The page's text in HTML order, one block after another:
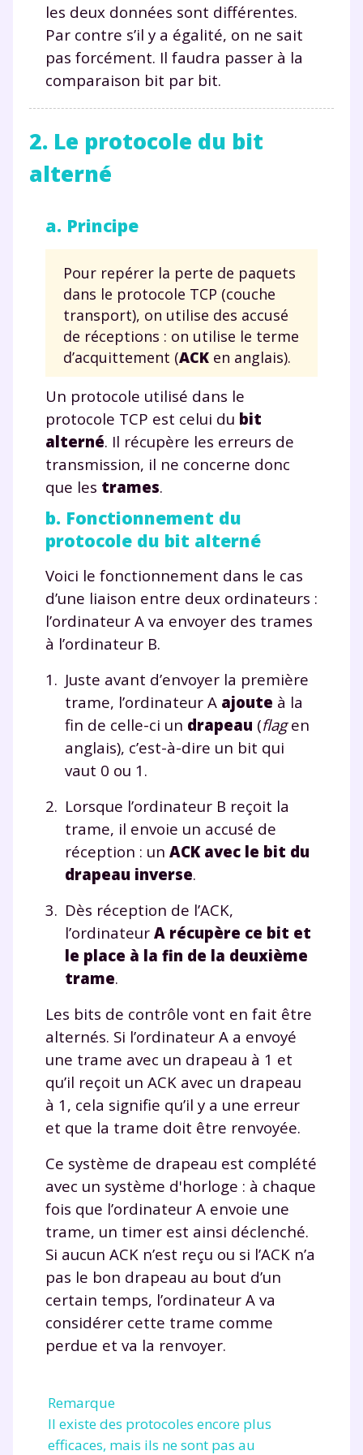
les deux données sont différentes.
Par contre s’il y a égalité, on ne sait
pas forcément. Il faudra passer à la
comparaison bit par bit.
2. Le protocole du bit
alterné
a. Principe
Pour repérer la perte de paquets
dans le protocole TCP (couche
transport), on utilise des accusé
de réceptions : on utilise le terme
d’acquittement (ACK en anglais).
Un protocole utilisé dans le
protocole TCP est celui du bit
alterné. Il récupère les erreurs de
transmission, il ne concerne donc
que les trames.
b. Fonctionnement du
protocole du bit alterné
Voici le fonctionnement dans le cas
d’une liaison entre deux ordinateurs :
l’ordinateur A va envoyer des trames
à l’ordinateur B.
Juste avant d’envoyer la première
trame, l’ordinateur A ajoute à la
fin de celle-ci un drapeau (flagen
anglais), c’est-à-dire un bit qui
vaut 0 ou 1.
Lorsque l’ordinateur B reçoit la
trame, il envoie un accusé de
réception : un ACK avec le bit du
drapeau inverse.
Dès réception de l’ACK,
l’ordinateur A récupère ce bit et
le place à la fin de la deuxième
trame.
Les bits de contrôle vont en fait être
alternés. Si l’ordinateur A a envoyé
une trame avec un drapeau à 1 et
qu’il reçoit un ACK avec un drapeau
à 1, cela signifie qu’il y a une erreur
et que la trame doit être renvoyée.
Ce système de drapeau est complété
avec un système d'horloge : à chaque
fois que l’ordinateur A envoie une
trame, un timer est ainsi déclenché.
Si aucun ACK n’est reçu ou si l’ACK n’a
pas le bon drapeau au bout d’un
certain temps, l’ordinateur A va
considérer cette trame comme
perdue et va la renvoyer.
Remarque
Il existe des protocoles encore plus
efficaces, mais ils ne sont pas au
Envie de progresser
et de réussir votre
année scolaire ?
Testez gratuitement
pendant 24h notre
plateforme de soutien
scolaire !
Fiches de cours et vidéos,exercices
corrigés,podcasts de révisions
Un espace dédié aux parents pour
suivre les progrès
Tout le programme scolaire du CP à
la Terminale
Des profs expérimentés disponibles
à la demande par tchat, audio ou